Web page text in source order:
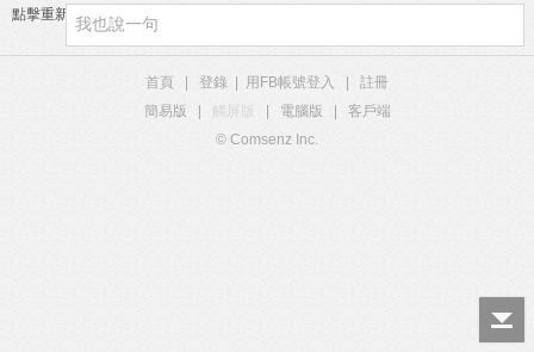
點擊重新加載
首頁 登錄 用FB帳號登入
註冊
簡易版
觸屏版 電腦版
客戶端
© Comsenz Inc.